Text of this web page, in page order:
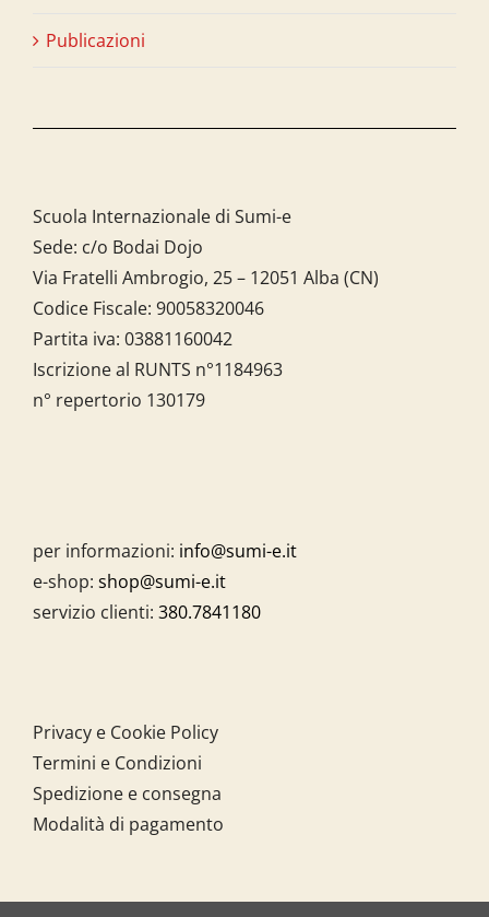
Publicazioni
Scuola Internazionale di Sumi-e
Sede: c/o Bodai Dojo
Via Fratelli Ambrogio, 25 – 12051 Alba (CN)
Codice Fiscale: 90058320046
Partita iva: 03881160042
Iscrizione al RUNTS n°1184963
n° repertorio 130179
per informazioni: info@sumi-e.it
e-shop: shop@sumi-e.it
servizio clienti: 380.7841180
Privacy e Cookie Policy
Termini e Condizioni
Spedizione e consegna
Modalità di pagamento